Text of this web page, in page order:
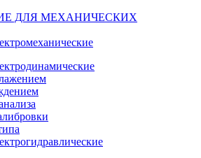
ДЛЯ МЕХАНИЧЕСКИХ